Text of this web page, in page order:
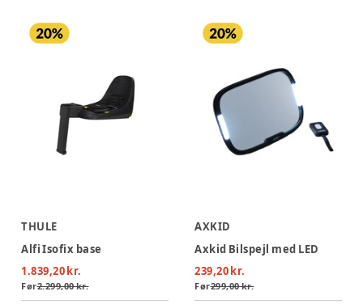
THULE
Alfi Isofix base
1.839,20 kr.
Før2.299,00 kr.
AXKID
Axkid Bilspejl med LED
239,20 kr.
Før299,00 kr.